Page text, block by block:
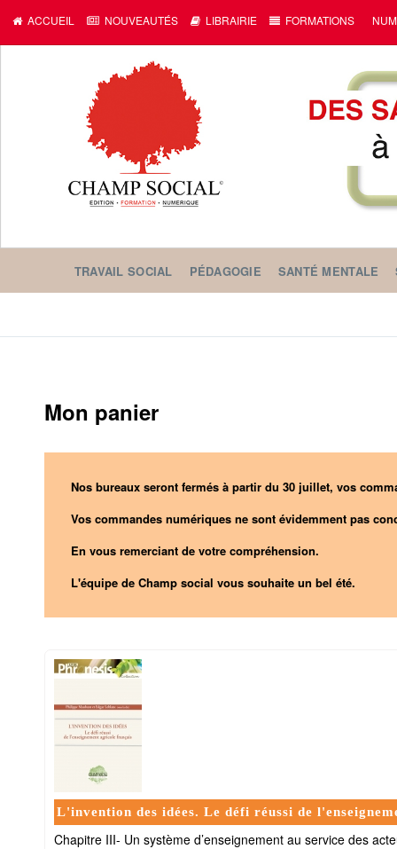
ACCUEIL NOUVEAUTÉS LIBRAIRIE FORMATIONS
TRAVAIL SOCIAL PÉDAGOGIE SANTÉ MENTALE
Mon panier
Nos bureaux seront fermés à partir du 30 juillet, vos
Vos commandes numériques ne sont évidemment pas
En vous remerciant de votre compréhension.
L'équipe de Champ social vous souhaite un bel été.
L'invention des idées. Le défi réussi de
Chapitre III- Un système d’enseignement au service des